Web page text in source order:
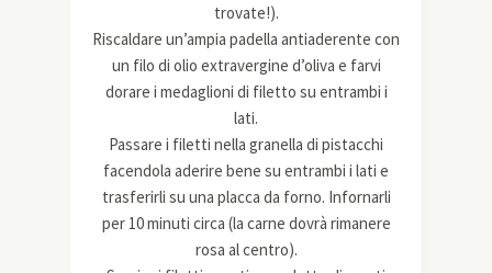
trovate!).
Riscaldare un’ampia padella antiaderente con
un filo di olio extravergine d’oliva e farvi
dorare i medaglioni di filetto su entrambi i
lati.
Passare i filetti nella granella di pistacchi
facendola aderire bene su entrambi i lati e
trasferirli su una placca da forno. Infornarli
per 10 minuti circa (la carne dovrà rimanere
rosa al centro).